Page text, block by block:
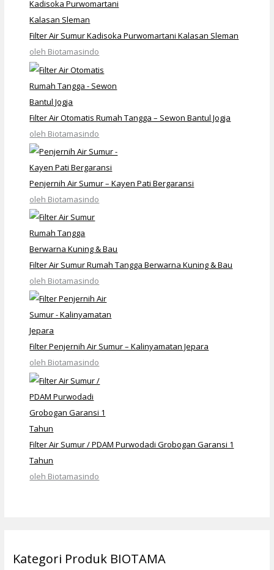
Filter Air Sumur Kadisoka Purwomartani Kalasan Sleman
oleh Biotamasindo
Filter Air Otomatis Rumah Tangga – Sewon Bantul Jogja
oleh Biotamasindo
Penjernih Air Sumur – Kayen Pati Bergaransi
oleh Biotamasindo
Filter Air Sumur Rumah Tangga Berwarna Kuning & Bau
oleh Biotamasindo
Filter Penjernih Air Sumur – Kalinyamatan Jepara
oleh Biotamasindo
Filter Air Sumur / PDAM Purwodadi Grobogan Garansi 1
Tahun
oleh Biotamasindo
Kategori Produk BIOTAMA